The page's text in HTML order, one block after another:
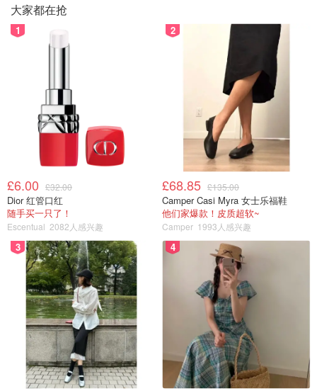
大家都在抢
1
£6.00 £32.00
Dior 红管口红
随手买一只了！
Escentual 2082人感兴趣
2
£68.85 £135.00
Camper Casi Myra 女士乐福鞋
他们家爆款！皮质超软~
Camper 1993人感兴趣
3 4